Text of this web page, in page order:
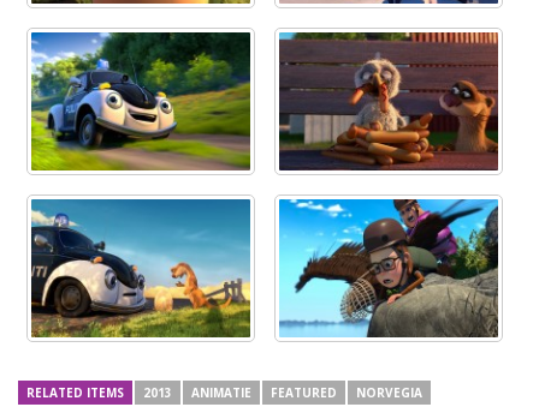
RELATED ITEMS 2013 ANIMATIE FEATURED NORVEGIA